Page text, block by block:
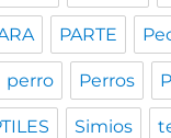
PARTE
perro Perros
Simios